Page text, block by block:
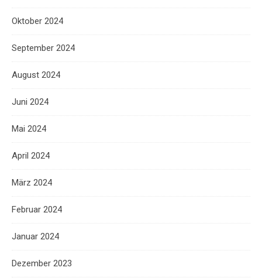
Oktober 2024
September 2024
August 2024
Juni 2024
Mai 2024
April 2024
März 2024
Februar 2024
Januar 2024
Dezember 2023